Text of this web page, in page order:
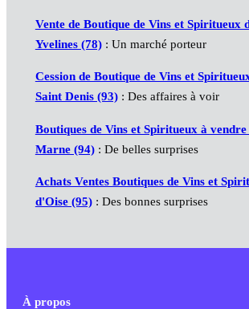
Vente de Boutique de Vins et Spiritueux
Yvelines (78): Un marché porteur
Cession de Boutique de Vins et
Saint Denis (93): Des affaires à voir
Boutiques de Vins et Spiritueux à vendre
Marne (94): De belles surprises
Achats Ventes Boutiques de Vins et
d'Oise (95): Des bonnes surprises
À propos